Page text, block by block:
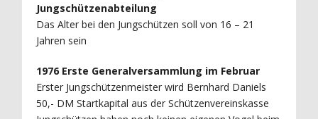
Jungschützenabteilung
Das Alter bei den Jungschützen soll von 16 – 21
Jahren sein
1976 Erste Generalversammlung im Februar
Erster Jungschützenmeister wird Bernhard Daniels
50,- DM Startkapital aus der Schützenvereinskasse